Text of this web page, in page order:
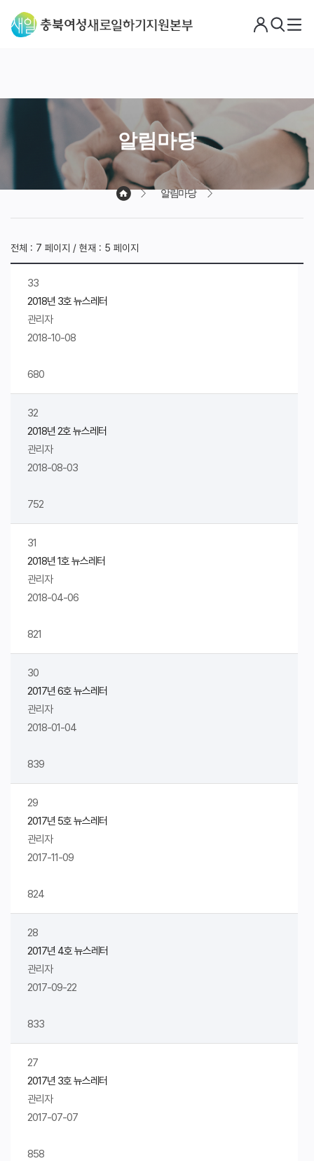
로
검
메
알림마당
알림마당
전체 : 7 페이지 / 현재 : 5 페이지
33
2018년 3호 뉴스레터
관리자
2018-10-08
680
32
2018년 2호 뉴스레터
관리자
2018-08-03
752
31
2018년 1호 뉴스레터
관리자
2018-04-06
821
30
2017년 6호 뉴스레터
관리자
2018-01-04
839
29
2017년 5호 뉴스레터
관리자
2017-11-09
824
28
2017년 4호 뉴스레터
관리자
2017-09-22
833
27
2017년 3호 뉴스레터
관리자
2017-07-07
858